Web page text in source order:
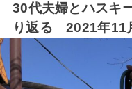
30代夫婦とハスキ
り返る 2021年11